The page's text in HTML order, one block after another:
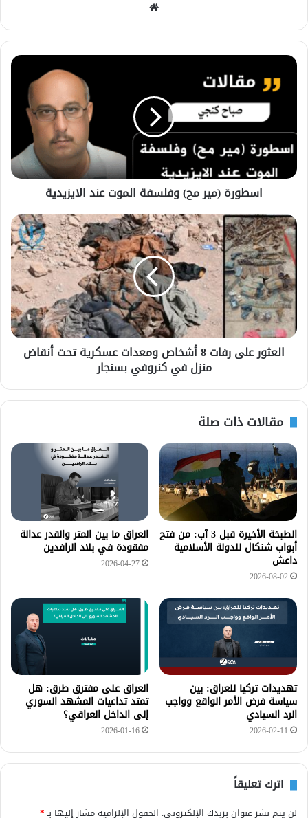
اسطورة (مير مح) وفلسفة الموت عند الايزيدية
العثور على رفات 8 أشخاص ومعدات عسكرية تحت أنقاض
منزل في كنروفي بسنجار
مقالات ذات صلة
الطبخة الأخيرة قبل 3 آب: من فتح
أبواب شنكال للدولة الأسلامية
داعش
2026-08-02
العراق ما بين المتر والقدر عدالة
مفقودة في بلاد الرافدين
2026-04-27
تهديدات تركيا للعراق: بين
سياسة فرض الأمر الواقع وواجب
الرد السيادي
2026-02-11
العراق على مفترق طرق: هل
تمتد تداعيات المشهد السوري
إلى الداخل العراقي؟
2026-01-16
اترك تعليقاً
لن يتم نشر عنوان بريدك الإلكتروني. الحقول الإلزامية مشار إليها بـ*